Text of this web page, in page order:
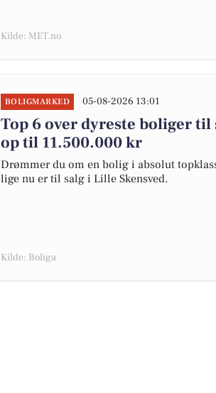
Kilde: MET.no
BOLIGMARKED 05-08-2026 13:01
Top 6 over dyreste boliger
op til 11.500.000 kr
Drømmer du om en bolig i absolut
lige nu er til salg i Lille Skensved.
Kilde: Boliga